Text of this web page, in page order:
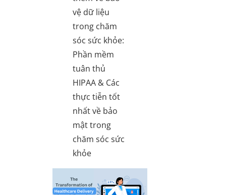
vệ dữ liệu
trong chăm
sóc sức khỏe:
Phần mềm
tuân thủ
HIPAA & Các
thực tiễn tốt
nhất về bảo
mật trong
chăm sóc sức
khỏe